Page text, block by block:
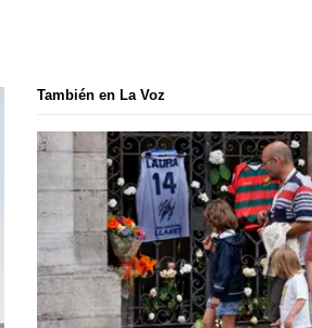
También en La Voz